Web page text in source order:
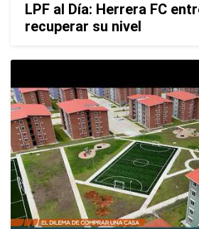
LPF al Día: Herrera FC
recuperar su nivel